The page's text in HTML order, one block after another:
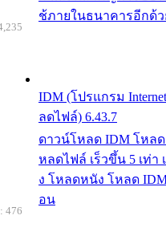
ช้ภายในธนาคารอีกด้ว
IDM (โปรแกรม
ลดไฟล์) 6.43.7
ดาวน์โหลด IDM โหลด
หลดไฟล์ เร็วขึ้น 5 เท่า
ง โหลดหนัง โหลด
อน
476